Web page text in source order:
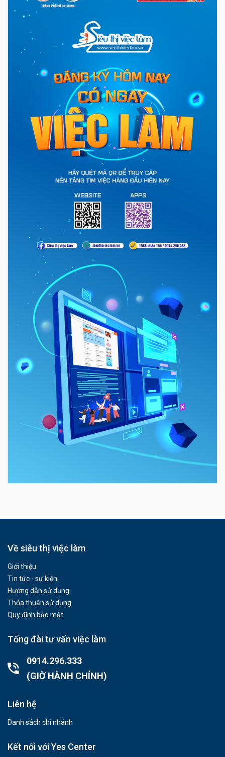
Về siêu thị việc làm
Giới thiệu
Tin tức - sự kiện
Hướng dẫn sử dụng
Thỏa thuận sử dụng
Quy định bảo mật
Tổng đài tư vấn việc làm
0914.296.333
(GIỜ HÀNH CHÍNH)
Liên hệ
Danh sách chi nhánh
Kết nối với Yes Center